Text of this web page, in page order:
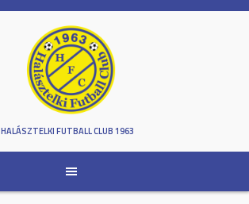
HALÁSZTELKI FUTBALL CLUB 1963